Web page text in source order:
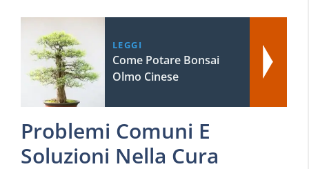
LEGGI
Come Potare Bonsai
Olmo Cinese
Problemi Comuni E
Soluzioni Nella Cura